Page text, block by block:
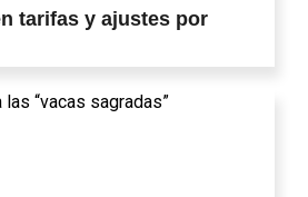
tarifas y ajustes por